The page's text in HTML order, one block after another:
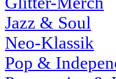
Jazz & Soul
Neo-Klassik
Pop &